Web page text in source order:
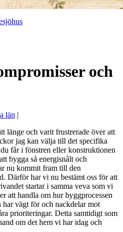
och
län |
länge och varit frustrerade över att
jag kan välja till det specifika
får i fönstren eller konstruktionen
bygga så energisnålt och
nu kommit fram till den
Därför har vi nu bestämt oss för att
startar i samma veva som vi
att handla om hur byggprocessen
vägt för och nackdelar mot
prioriteringar. Detta samtidigt som
om det hem vi har idag och